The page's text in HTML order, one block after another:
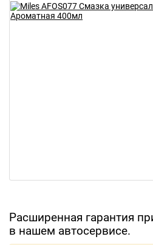
Расширенная гарантия
в нашем автосервисе.